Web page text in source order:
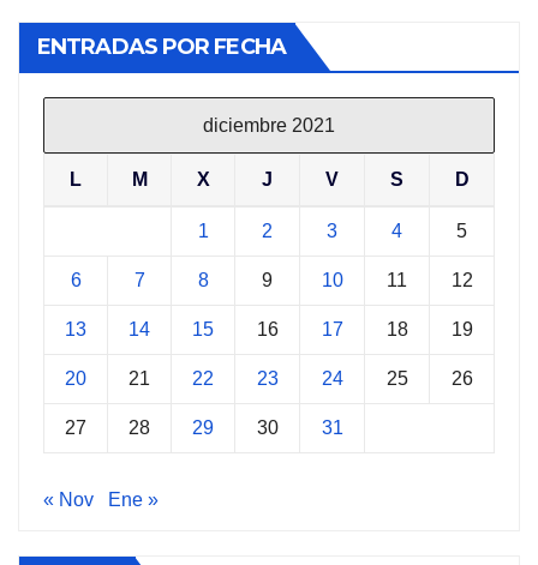
ENTRADAS POR FECHA
diciembre 2021
L M X J V S D
1 2 3 4 5
6 7 8 9 10 11 12
13 14 15 16 17 18 19
20 21 22 23 24 25 26
27 28 29 30 31
« Nov Ene »